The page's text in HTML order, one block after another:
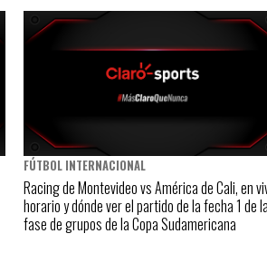
FÚTBOL INTERNACIONAL
Racing de Montevideo vs América de Cali, en
horario y dónde ver el partido de la fecha 1 de
fase de grupos de la Copa Sudamericana